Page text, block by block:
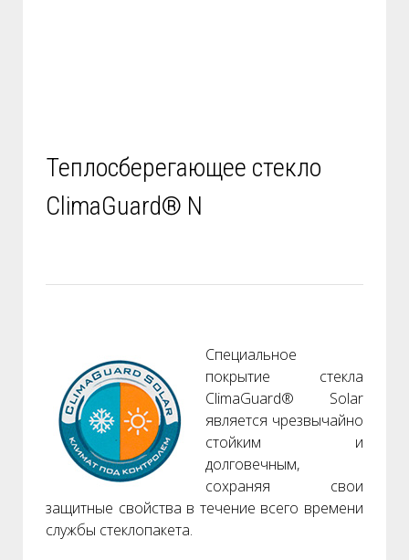
Теплосберегающее стекло
ClimaGuard® N
Специальное
покрытие стекла
ClimaGuard® Solar
является чрезвычайно
стойким и
долговечным,
сохраняя свои
защитные свойства в течение всего времени
службы стеклопакета.